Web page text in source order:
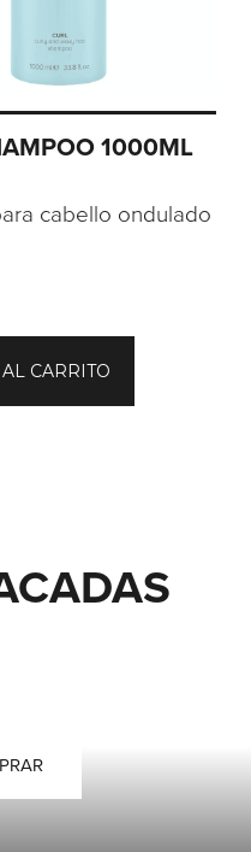
1000ML
cabello ondulado
CARRITO